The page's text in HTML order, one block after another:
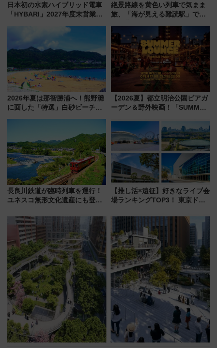
日本初の水素ハイブリッド電車
「HYBARI」2027年度末営業運
で水素利活用が加速
絶景路線を黄色い列車で気まま
旅、「海が見える難読駅」で幸
「新・鉄道ひとり旅」279回目
の舞台は「島原鉄道」
2026年夏は那智勝浦へ！熊野灘
に面した「特選」白砂ビーチは
【2026夏】都立明治公園ビアガ
ーデン＆野外映画！「SUMMER
ケジュール 夜風とビール、映画
を満喫！
長良川鉄道が臨時列車を運行！
ユネスコ無形文化遺産にも登録
に 乗車には予約が必要
【推し活×遠征】好きなライブ会
場ランキングTOP3！ 東京ドー
由と交通アクセス術、ライブ会
場に何を求める？